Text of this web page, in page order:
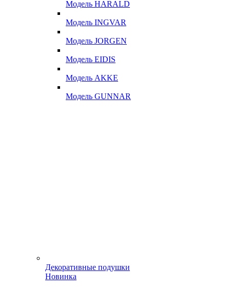
Модель HARALD
Модель INGVAR
Модель JORGEN
Модель EIDIS
Модель AKKE
Модель GUNNAR
Декоративные подушки
Новинка